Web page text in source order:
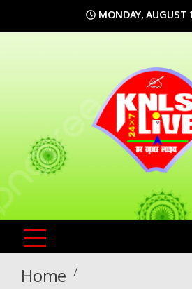
to
MONDAY, AUGUST
KNLS LIVE
India`s No.1 News
Home